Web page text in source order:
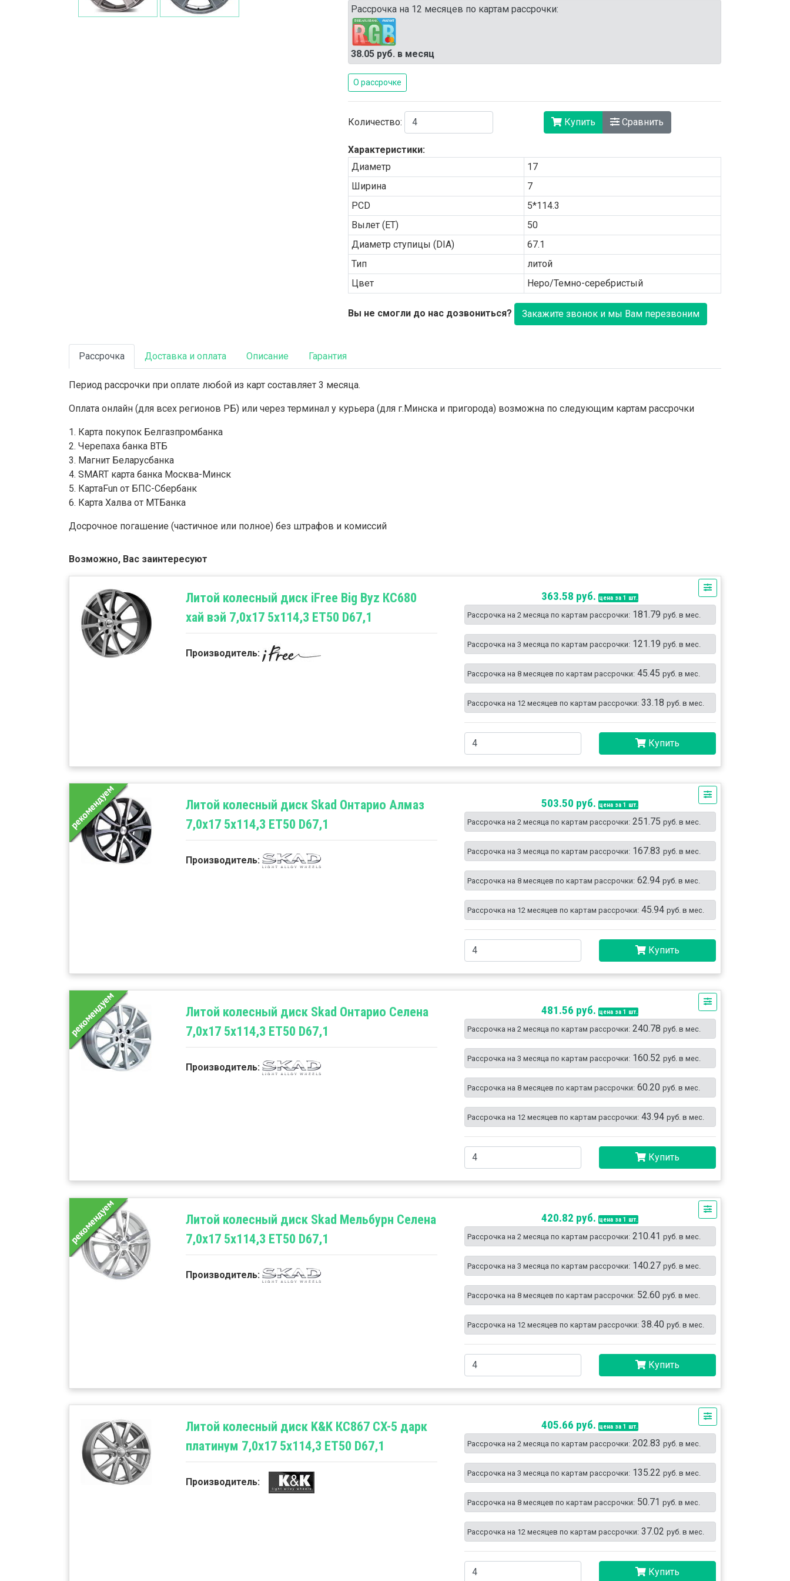
Рассрочка на 12 месяцев по картам рассрочки:
38.05 руб. в месяц
О рассрочке
Количество: Купить Сравнить
Характеристики:
Диаметр
17
Ширина
7
PCD
5*114.3
Вылет (ET)
50
Диаметр ступицы (DIA)
67.1
Тип
литой
Цвет
Неро/Темно-серебристый
Вы не смогли до нас дозвониться? Закажите звонок и мы Вам перезвоним
Рассрочка Доставка и оплата Описание Гарантия
Период рассрочки при оплате любой из карт составляет 3 месяца.
Оплата онлайн (для всех регионов РБ) или через терминал у курьера (для г.Минска и пригорода) возможна по следующим картам рассрочки
1. Карта покупок Белгазпромбанка
2. Черепаха банка ВТБ
3. Магнит Беларусбанка
4. SMART карта банка Москва-Минск
5. КартаFun от БПС-Сбербанк
6. Карта Халва от МТБанка
Досрочное погашение (частичное или полное) без штрафов и комиссий
Возможно, Вас заинтересуют
Литой колесный диск iFree Big Byz КС680
хай вэй 7,0x17 5x114,3 ET50 D67,1
Производитель:
363.58 руб.цена за 1 шт.
Рассрочка на 2 месяца по картам рассрочки: 181.79 руб. в мес.
Рассрочка на 3 месяца по картам рассрочки: 121.19 руб. в мес.
Рассрочка на 8 месяцев по картам рассрочки: 45.45 руб. в мес.
Рассрочка на 12 месяцев по картам рассрочки: 33.18 руб. в мес.
Купить
Литой колесный диск Skad Онтарио Алмаз
7,0x17 5x114,3 ET50 D67,1
Производитель:
503.50 руб.цена за 1 шт.
Рассрочка на 2 месяца по картам рассрочки: 251.75 руб. в мес.
Рассрочка на 3 месяца по картам рассрочки: 167.83 руб. в мес.
Рассрочка на 8 месяцев по картам рассрочки: 62.94 руб. в мес.
Рассрочка на 12 месяцев по картам рассрочки: 45.94 руб. в мес.
Купить
Литой колесный диск Skad Онтарио Селена
7,0x17 5x114,3 ET50 D67,1
Производитель:
481.56 руб.цена за 1 шт.
Рассрочка на 2 месяца по картам рассрочки: 240.78 руб. в мес.
Рассрочка на 3 месяца по картам рассрочки: 160.52 руб. в мес.
Рассрочка на 8 месяцев по картам рассрочки: 60.20 руб. в мес.
Рассрочка на 12 месяцев по картам рассрочки: 43.94 руб. в мес.
Купить
Литой колесный диск Skad Мельбурн Селена
7,0x17 5x114,3 ET50 D67,1
Производитель:
420.82 руб.цена за 1 шт.
Рассрочка на 2 месяца по картам рассрочки: 210.41 руб. в мес.
Рассрочка на 3 месяца по картам рассрочки: 140.27 руб. в мес.
Рассрочка на 8 месяцев по картам рассрочки: 52.60 руб. в мес.
Рассрочка на 12 месяцев по картам рассрочки: 38.40 руб. в мес.
Купить
Литой колесный диск K&K КС867 CX-5 дарк
платинум 7,0x17 5x114,3 ET50 D67,1
Производитель:
405.66 руб.цена за 1 шт.
Рассрочка на 2 месяца по картам рассрочки: 202.83 руб. в мес.
Рассрочка на 3 месяца по картам рассрочки: 135.22 руб. в мес.
Рассрочка на 8 месяцев по картам рассрочки: 50.71 руб. в мес.
Рассрочка на 12 месяцев по картам рассрочки: 37.02 руб. в мес.
Купить